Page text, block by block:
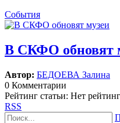
События
В СКФО обновят
Автор: БЕДОЕВА Залина
0 Комментарии
Рейтинг статьи: Нет
RSS